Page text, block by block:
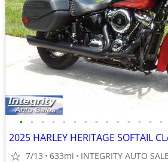
• • • • • • • • • • • • • •
7/13 633mi